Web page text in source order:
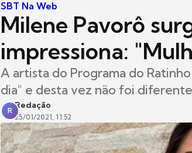
SBT Na Web
Milene Pavorô
impressiona:
A artista do Programa do
dia" e desta vez não foi diferente
R
Redação
25/01/2021, 11:52